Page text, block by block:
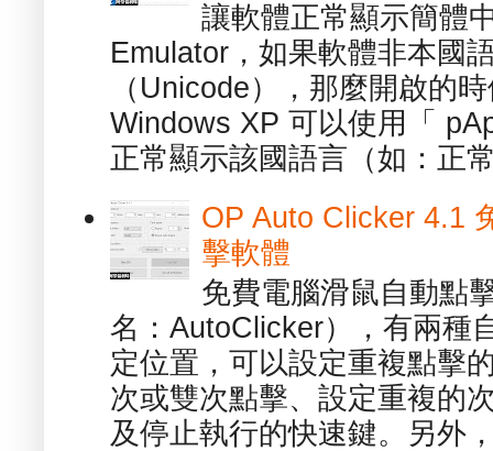
讓軟體正常顯示簡體
Emulator，如果軟體非本國
（Unicode），那麼開啟的
Windows XP 可以使用「
正常顯示該國語言（如：正
OP Auto Clicker 4.1
擊軟體
免費電腦滑鼠自動點
名：AutoClicker），有兩種
定位置，可以設定重複點擊
次或雙次點擊、設定重複的
及停止執行的快速鍵。另外